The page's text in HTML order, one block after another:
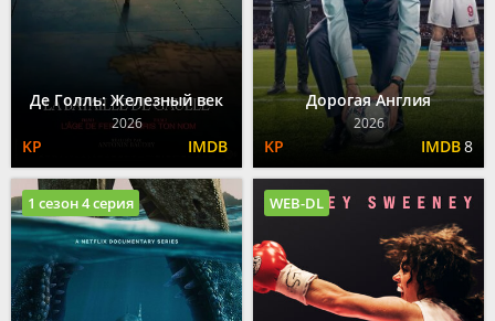
Де Голль: Железный век
2026
Дорогая Англия
2026
8
1 сезон 4 серия WEB-DL